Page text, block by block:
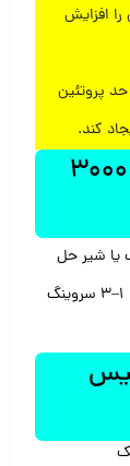
افزایش
پروتئین
کند.
نحوه مصرف پودر گینر دوبیس 3000
میلی‌لیتر آب یا شیر حل
کرده و مصرف کنید. بسته به نیاز کالری و برنامه غذایی، 1–3 سروینگ